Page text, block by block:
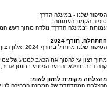
הסיפור שלנו - במעלה הדרך
סיפור הקמת העמותה
עמותת "במעלה הדרך" נולדה מתוך רעש
הסיפור שלנו מתחיל בחורף 2024. אלון רצון, מנכ"ל העמותה, השתחרר מחודשי לחימה ארוכים במלחמת "חרבות ברזל". כמי שעסק באותן שנים בפיתוח מנהיגות בקרב נוער, אלון הרגיש שהמשימה הבאה שלו נמצאת בלב הפועם של החברה הישראלית בימי המלחמה - ביישובי עוטף עזה.
קרה דבר מופלא: הנוער הפתיע בחוסן אדיר,